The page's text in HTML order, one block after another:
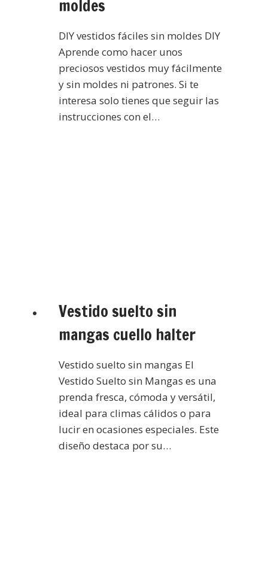
moldes
DIY vestidos fáciles sin moldes DIY
Aprende como hacer unos
preciosos vestidos muy fácilmente
y sin moldes ni patrones. Si te
interesa solo tienes que seguir las
instrucciones con el…
Vestido suelto sin
mangas cuello halter
Vestido suelto sin mangas El
Vestido Suelto sin Mangas es una
prenda fresca, cómoda y versátil,
ideal para climas cálidos o para
lucir en ocasiones especiales. Este
diseño destaca por su…